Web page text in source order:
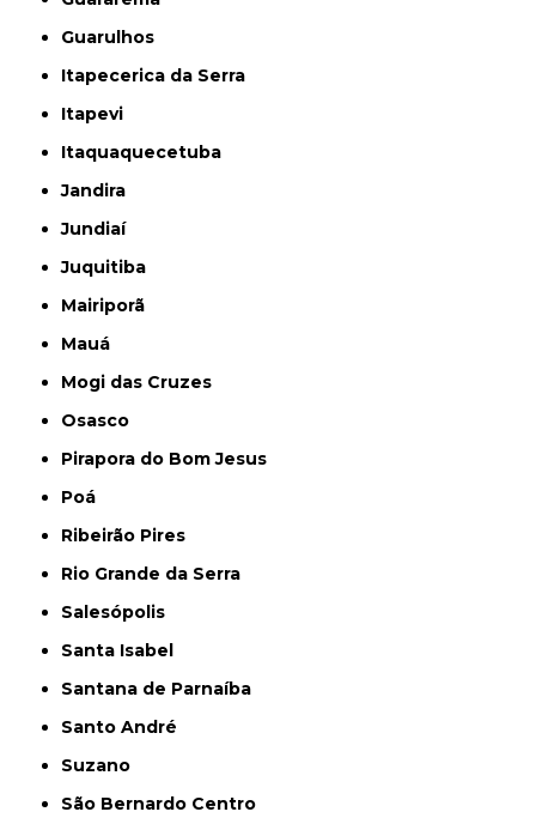
Guarulhos
Itapecerica da Serra
Itapevi
Itaquaquecetuba
Jandira
Jundiaí
Juquitiba
Mairiporã
Mauá
Mogi das Cruzes
Osasco
Pirapora do Bom Jesus
Poá
Ribeirão Pires
Rio Grande da Serra
Salesópolis
Santa Isabel
Santana de Parnaíba
Santo André
Suzano
São Bernardo Centro